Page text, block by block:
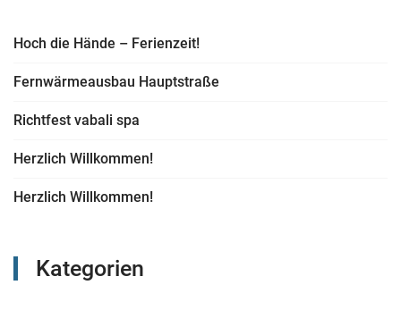
Hoch die Hände – Ferienzeit!
Fernwärmeausbau Hauptstraße
Richtfest vabali spa
Herzlich Willkommen!
Herzlich Willkommen!
Kategorien